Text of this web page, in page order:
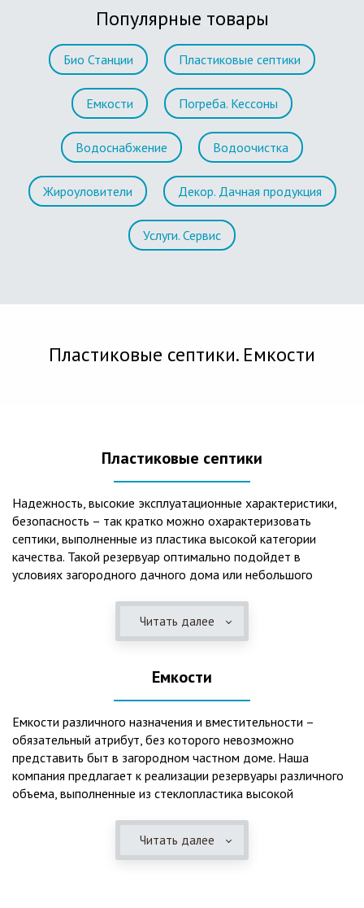
Популярные товары
Био Станции Пластиковые септики
Емкости Погреба. Кессоны
Водоснабжение Водоочистка
Жироуловители Декор. Дачная продукция
Услуги. Сервис
Пластиковые септики. Емкости
Пластиковые септики
Надежность, высокие эксплуатационные характеристики,
безопасность – так кратко можно охарактеризовать
септики, выполненные из пластика высокой категории
качества. Такой резервуар оптимально подойдет в
условиях загородного дачного дома или небольшого
механическая и биологическая очистка канализационных
Главная причина популярности пластиковых и
также отнести:
безупречное качество изготовления;
стойкость к высокому давлению грунта (даже в
ненаполненном состоянии);
полная герметичность, что гарантирует отсутствие
Читать далее
Емкости
Емкости различного назначения и вместительности –
обязательный атрибут, без которого невозможно
представить быт в загородном частном доме. Наша
компания предлагает к реализации резервуары различного
объема, выполненные из стеклопластика высокой
одна из основных сфер их практического использования –
это организация центров очистки, обустройство
Читать далее